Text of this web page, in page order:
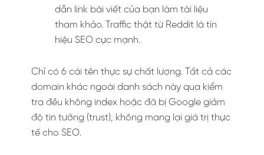
dẫn link bài viết của bạn làm tài liệu
tham khảo. Traffic thật từ Reddit là tín
hiệu SEO cực mạnh.
Chỉ có 6 cái tên thực sự chất lượng. Tất cả các
domain khác ngoài danh sách này qua kiểm
tra đều không index hoặc đã bị Google giảm
độ tin tưởng (trust), không mang lại giá trị thực
tế cho SEO.